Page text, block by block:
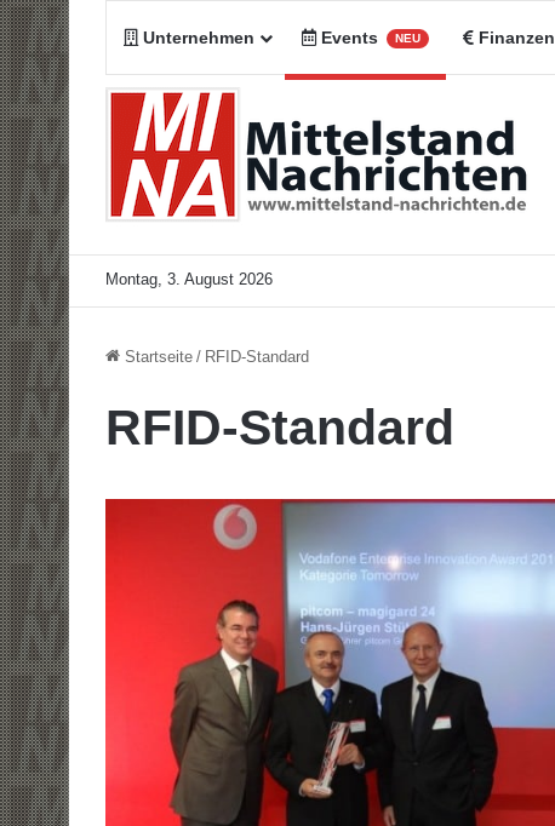
Unternehmen Events NEU Finanzen
Montag, 3. August 2026
Startseite / RFID-Standard
RFID-Standard